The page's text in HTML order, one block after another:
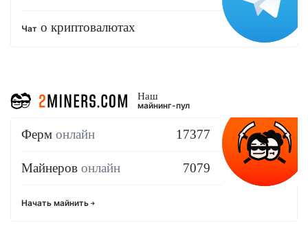
Чат о криптовалютах
Наш
майнинг-пул
Ферм онлайн 17377
Майнеров онлайн 7079
Начать майнить